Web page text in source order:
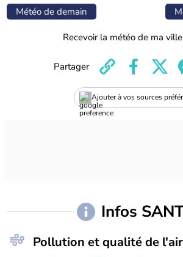
Météo de demain
Recevoir la météo de ma ville
Ajouter à vos sources
Partager
Infos
Pollution et qualité de l'air